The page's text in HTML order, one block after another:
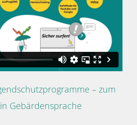
– zum
Gebärdensprache